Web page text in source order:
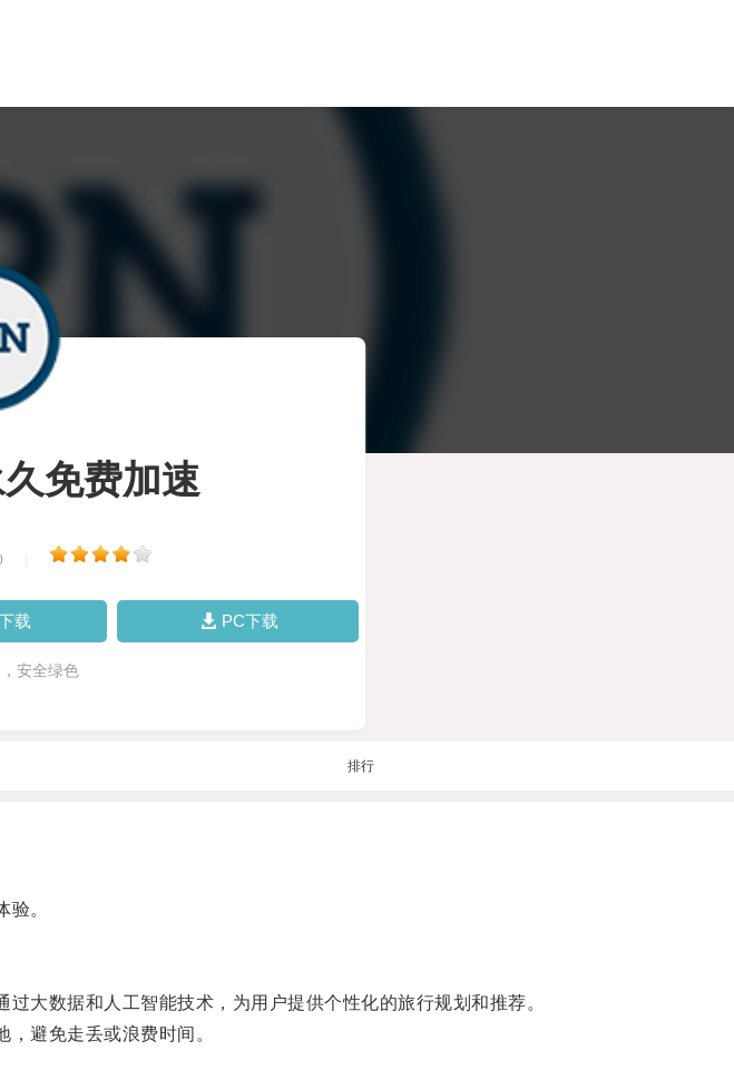
免费加速
载 PC下载
安全绿色
排行
。
数据和人工智能技术，为用户提供个性化的旅行规划和推荐。
避免走丢或浪费时间。